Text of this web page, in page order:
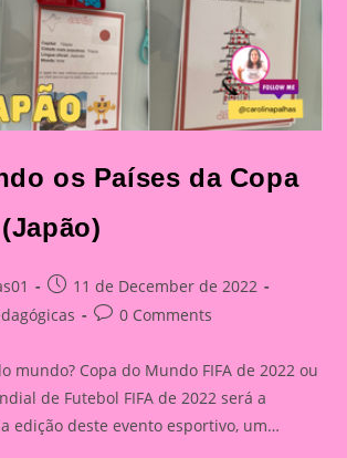
os Países da Copa
Post
published:
11 de December de 2022
Post0 Comments
mundo? Copa do Mundo FIFA de 2022 ou
de Futebol FIFA de 2022 será a
edição deste evento esportivo, um…